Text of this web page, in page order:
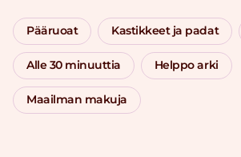
Pääruoat Kastikkeet ja padat
Alle 30 minuuttia Helppo arki
Maailman makuja